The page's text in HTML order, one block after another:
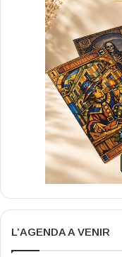
L’AGENDA A VENIR